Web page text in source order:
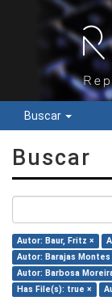
Buscar
Buscar
Autor: Baur, Fritz ×
Autor: Barajas
Autor: Barbosa
Has File(s): true ×